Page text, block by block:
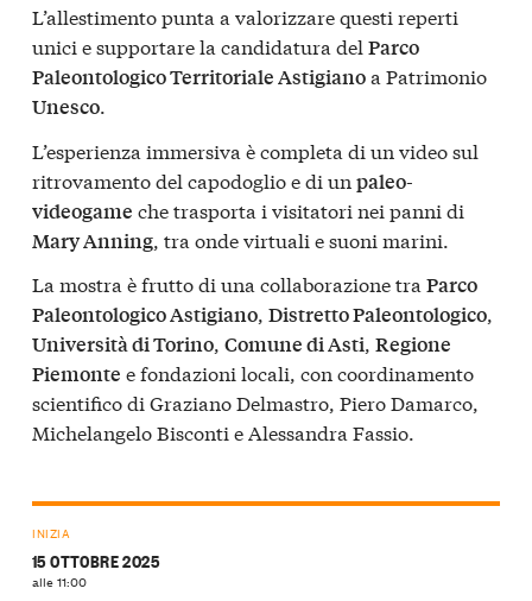
L’allestimento punta a valorizzare questi reperti
unici e supportare la candidatura del Parco
Paleontologico Territoriale Astigianoa Patrimonio
Unesco.
L’esperienza immersiva è completa di un video sul
ritrovamento del capodoglio e di un paleo-
videogame che trasporta i visitatori nei panni di
Mary Anning , tra onde virtuali e suoni marini.
La mostra è frutto di una collaborazione tra Parco
Paleontologico Astigiano, Distretto Paleontologico,
Università di Torino, Comune di Asti, Regione
Piemonte e fondazioni locali, con coordinamento
scientifico di Graziano Delmastro, Piero Damarco,
Michelangelo Bisconti e Alessandra Fassio.
INIZIA
15 OTTOBRE 2025
alle 11:00